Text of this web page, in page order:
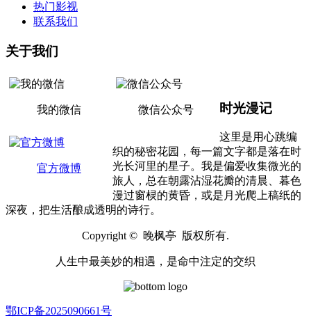
热门影视
联系我们
关于我们
我的微信 微信公众号
官方微博
时光漫记
这里是用心跳编
织的秘密花园，每一篇文字都是落在时
光长河里的星子。我是偏爱收集微光的
旅人，总在朝露沾湿花瓣的清晨、暮色
漫过窗棂的黄昏，或是月光爬上稿纸的
深夜，把生活酿成透明的诗行。
Copyright © 晚枫亭 版权所有.
人生中最美妙的相遇，是命中注定的交织
鄂ICP备2025090661号